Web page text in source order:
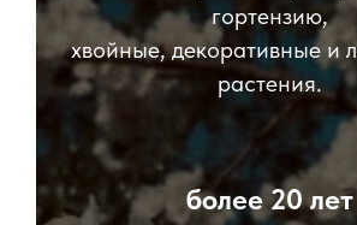
гортензию,
хвойные, декоративные и
растения.
более 20 лет